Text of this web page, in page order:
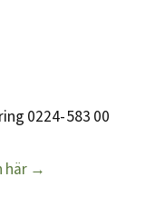
0224-583 00
här →